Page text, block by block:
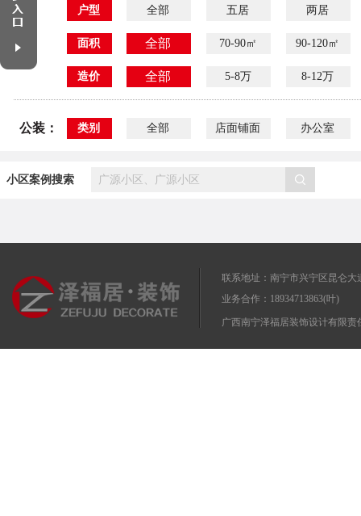
户型 全部 五居 两居
面积 全部 70-90㎡ 90-120㎡
造价 全部 5-8万 8-12万
公装： 类别 全部 店面铺面 办公室
小区案例搜索
联系地址：南宁市兴宁区昆仑大
业务合作：18934713863(叶)
广西南宁泽福居装饰设计有限